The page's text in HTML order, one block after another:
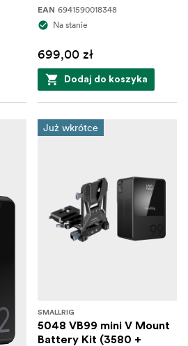
EAN 6941590018348
Na stanie
699,00 zł
Dodaj do koszyka
Już wkrótce
SMALLRIG
5048 VB99 mini V Mount
Battery Kit (3580 +